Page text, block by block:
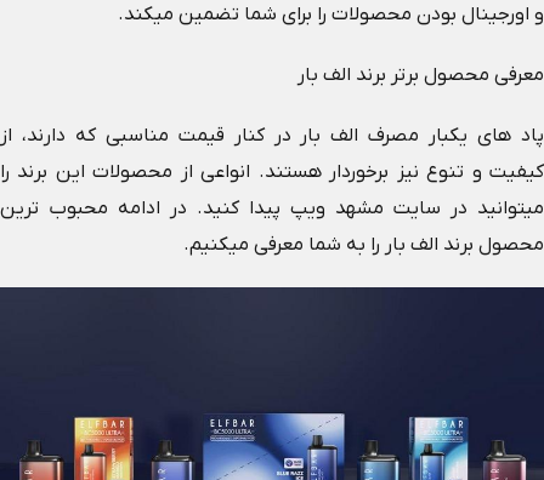
و اورجینال بودن محصولات را برای شما تضمین میکند.
معرفی محصول برتر برند الف بار
پاد های یکبار مصرف الف بار در کنار قیمت مناسبی که دارند، از
کیفیت و تنوع نیز برخوردار هستند. انواعی از محصولات این برند را
میتوانید در سایت مشهد ویپ پیدا کنید. در ادامه محبوب ترین
محصول برند الف بار را به شما معرفی میکنیم.